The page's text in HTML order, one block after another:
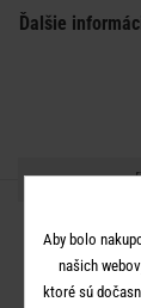
Ďalšie
Aby bolo
našich
ktoré sú